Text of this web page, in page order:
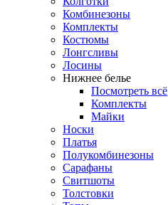
Комбинезоны
Комплекты
Костюмы
Лонгсливы
Лосины
Нижнее белье
Посмотреть всё
Комплекты
Майки
Носки
Платья
Полукомбинезоны
Сарафаны
Свитшоты
Толстовки